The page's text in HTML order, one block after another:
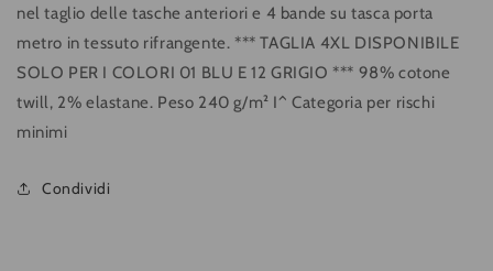
nel taglio delle tasche anteriori e 4 bande su tasca porta
metro in tessuto rifrangente. *** TAGLIA 4XL DISPONIBILE
SOLO PER I COLORI 01 BLU E 12 GRIGIO *** 98% cotone
twill, 2% elastane. Peso 240 g/m² I^ Categoria per rischi
minimi
Condividi